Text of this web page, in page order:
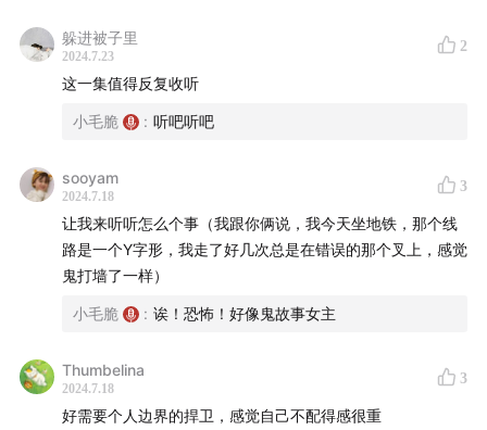
躲进被子里
2024.7.23
2
这一集值得反复收听
小毛脆 : 听吧听吧
sooyam
2024.7.18
3
让我来听听怎么个事（我跟你俩说，我今天坐地铁，那个线
路是一个Y字形，我走了好几次总是在错误的那个叉上，感觉
鬼打墙了一样）
小毛脆 : 诶！恐怖！好像鬼故事女主
Thumbelina
2024.7.18
3
好需要个人边界的捍卫，感觉自己不配得感很重